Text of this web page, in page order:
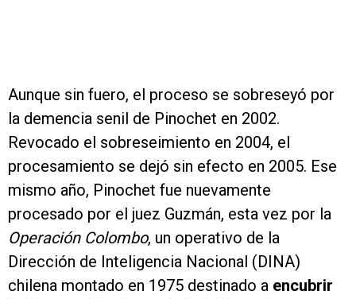
Aunque sin fuero, el proceso se sobreseyó por
la demencia senil de Pinochet en 2002.
Revocado el sobreseimiento en 2004, el
procesamiento se dejó sin efecto en 2005. Ese
mismo año, Pinochet fue nuevamente
procesado por el juez Guzmán, esta vez por la
Operación Colombo, un operativo de la
Dirección de Inteligencia Nacional (DINA)
chilena montado en 1975 destinado a encubrir